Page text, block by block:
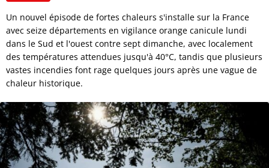
Un nouvel épisode de fortes chaleurs s'installe sur la France
avec seize départements en vigilance orange canicule lundi
dans le Sud et l'ouest contre sept dimanche, avec localement
des températures attendues jusqu'à 40°C, tandis que plusieurs
vastes incendies font rage quelques jours après une vague de
chaleur historique.